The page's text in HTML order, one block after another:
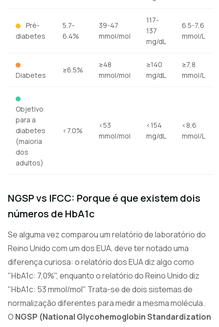
Pré-
diabetes
5.7-
6.4%
39-47
mmol/mol
117-
137
mg/dL
6.5-7,6
mmol/L
Diabetes
≥6.5%
≥48
mmol/mol
≥140
mg/dL
≥7,8
mmol/L
Objetivo
para a
diabetes
(maioria
dos
adultos)
<7.0%
<53
mmol/mol
<154
mg/dL
<8,6
mmol/L
NGSP vs IFCC: Porque é que existem dois
números de HbA1c
Se alguma vez comparou um relatório de laboratório do
Reino Unido com um dos EUA, deve ter notado uma
diferença curiosa: o relatório dos EUA diz algo como
"HbA1c: 7,0%", enquanto o relatório do Reino Unido diz
"HbA1c: 53 mmol/mol" Trata-se de dois sistemas de
normalização diferentes para medir a mesma molécula.
O NGSP (National Glycohemoglobin Standardization